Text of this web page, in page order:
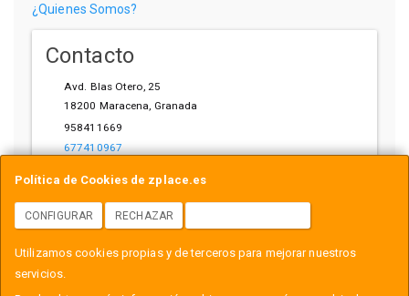
Política de Cookies de zplace.es
CONFIGURAR RECHAZAR
Utilizamos cookies propias y de terceros para mejorar nuestros
servicios.
¿Quienes Somos?
Contacto
Avd. Blas Otero, 25
18200 Maracena, Granada
958411669
677410967
Horario
L-V: 10:00-14:00, 17:00-21:00